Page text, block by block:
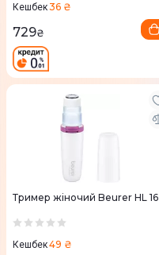
Кешбек36 ₴
729₴
Тример жіночий Beurer HL 16
Кешбек49 ₴